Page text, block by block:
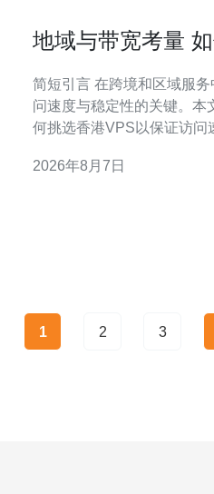
地域与带宽考量
简短引言 在跨境和区域服务中，地域与带宽是决定访
问速度与稳定性的关键。本
何挑选香港VPS以保证访问
下的落地决策。 理解香港VPS的地域优势 香港作为亚
2026年8月7日
1 2 3